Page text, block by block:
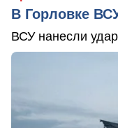
В Горловке
ВСУ нанесли